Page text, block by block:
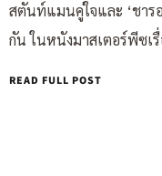
สตันท์แมนคู่ใจและ ‘ชาร
กัน ในหนังมาสเตอร์พีซเ
READ FULL POST